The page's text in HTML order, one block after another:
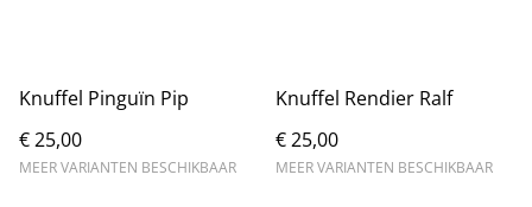
Knuffel Pinguïn Pip
€ 25,00
MEER VARIANTEN BESCHIKBAAR
Knuffel Rendier Ralf
€ 25,00
MEER VARIANTEN BESCHIKBAAR